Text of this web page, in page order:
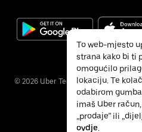
© 2026 Uber Technologies Inc.
To web-mjesto
strana kako bi ti
omogućilo
lokaciju. Te
odabirom
imaš Uber
„prodaje” ili
ovdje.